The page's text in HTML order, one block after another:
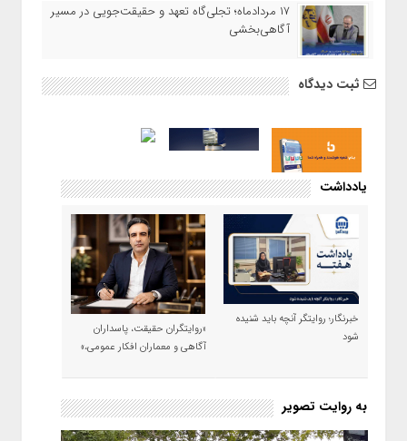
۱۷ مردادماه‌؛ تجلی‌گاه تعهد و حقیقت‌جویی در مسیر
آگاهی‌بخشی
ثبت دیدگاه
یادداشت
خبرنگار؛ روایتگر آنچه باید شنیده
شود
«روایتگران حقیقت، پاسداران
آگاهی و معماران افکار عمومی،»
به روایت تصویر